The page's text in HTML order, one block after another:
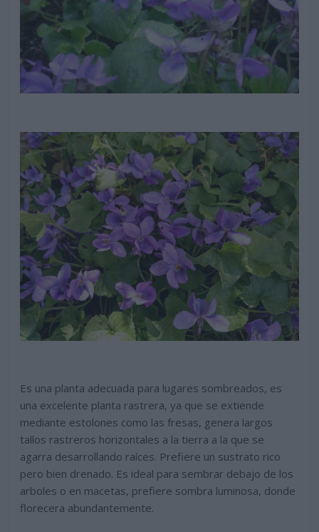
Es una planta adecuada para lugares sombreados, es
una excelente planta rastrera, ya que se extiende
mediante estolones como las fresas, genera largos
tallos rastreros horizontales a la tierra a la que se
agarra desarrollando raíces. Prefiere un sustrato rico
pero bien drenado. Es ideal para sembrar debajo de los
arboles o en macetas, prefiere sombra luminosa, donde
florecera abundantemente.